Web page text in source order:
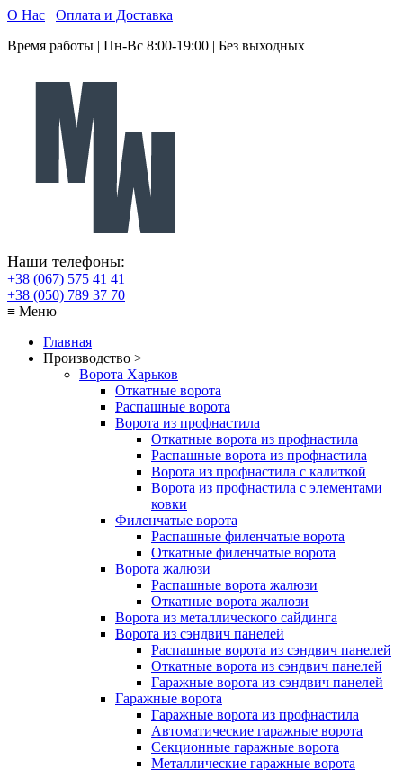
О Нас
Оплата и Доставка
Время работы | Пн-Вс 8:00-19:00 | Без выходных
Наши телефоны:
+38 (067) 575 41 41
+38 (050) 789 37 70
≡ Меню
Главная
Производство >
Ворота Харьков
Откатные ворота
Распашные ворота
Ворота из профнастила
Откатные ворота из профнастила
Распашные ворота из профнастила
Ворота из профнастила с калиткой
Ворота из профнастила с элементами
ковки
Филенчатые ворота
Распашные филенчатые ворота
Откатные филенчатые ворота
Ворота жалюзи
Распашные ворота жалюзи
Откатные ворота жалюзи
Ворота из металлического сайдинга
Ворота из сэндвич панелей
Распашные ворота из сэндвич панелей
Откатные ворота из сэндвич панелей
Гаражные ворота из сэндвич панелей
Гаражные ворота
Гаражные ворота из профнастила
Автоматические гаражные ворота
Секционные гаражные ворота
Металлические гаражные ворота